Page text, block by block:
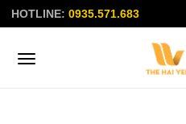
HOTLINE: 0935.571.683